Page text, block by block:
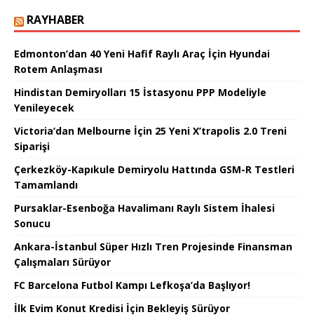
RAYHABER
Edmonton’dan 40 Yeni Hafif Raylı Araç İçin Hyundai
Rotem Anlaşması
Hindistan Demiryolları 15 İstasyonu PPP Modeliyle
Yenileyecek
Victoria’dan Melbourne İçin 25 Yeni X’trapolis 2.0 Treni
Siparişi
Çerkezköy-Kapıkule Demiryolu Hattında GSM-R Testleri
Tamamlandı
Pursaklar-Esenboğa Havalimanı Raylı Sistem İhalesi
Sonucu
Ankara-İstanbul Süper Hızlı Tren Projesinde Finansman
Çalışmaları Sürüyor
FC Barcelona Futbol Kampı Lefkoşa’da Başlıyor!
İlk Evim Konut Kredisi İçin Bekleyiş Sürüyor